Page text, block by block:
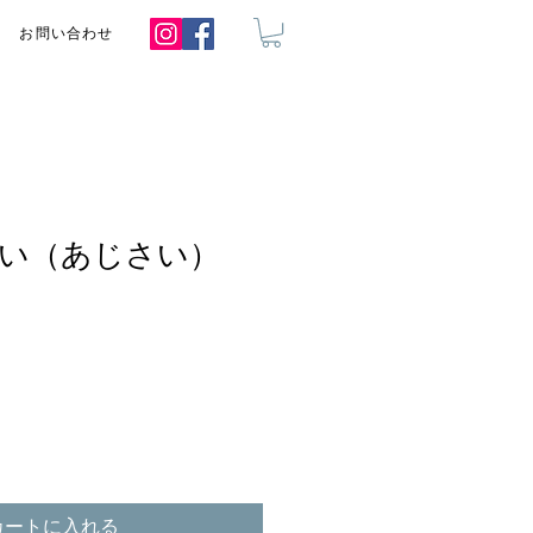
お問い合わせ
（あじさい）
ートに入れる